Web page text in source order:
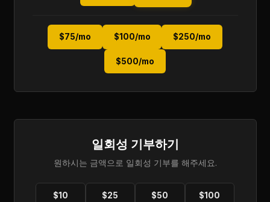
$75/mo $100/mo $250/mo
$500/mo
일회성 기부하기
원하시는 금액으로 일회성 기부를 해주세요.
$10 $25 $50 $100